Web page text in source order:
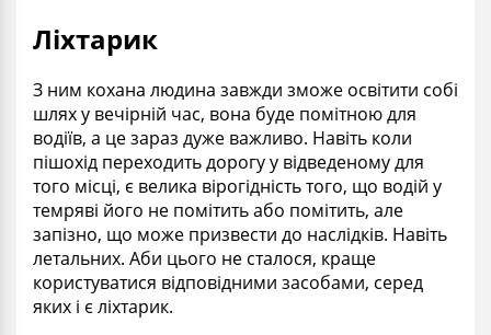
Ліхтарик
З ним кохана людина завжди зможе освітити собі
шлях у вечірній час, вона буде помітною для
водіїв, а це зараз дуже важливо. Навіть коли
пішохід переходить дорогу у відведеному для
того місці, є велика вірогідність того, що водій у
темряві його не помітить або помітить, але
запізно, що може призвести до наслідків. Навіть
летальних. Аби цього не сталося, краще
користуватися відповідними засобами, серед
яких і є ліхтарик.